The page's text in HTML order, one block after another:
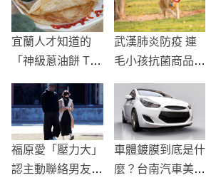
宜蘭人才知道的
「神級蔥油餅 Top
只賣這時段
武漢肺炎防疫 連
毛小孩抗菌商品都
福原愛「壓力大」
認主動聯絡男友人
車體鍍膜到底是什
麼？台南汽車美容